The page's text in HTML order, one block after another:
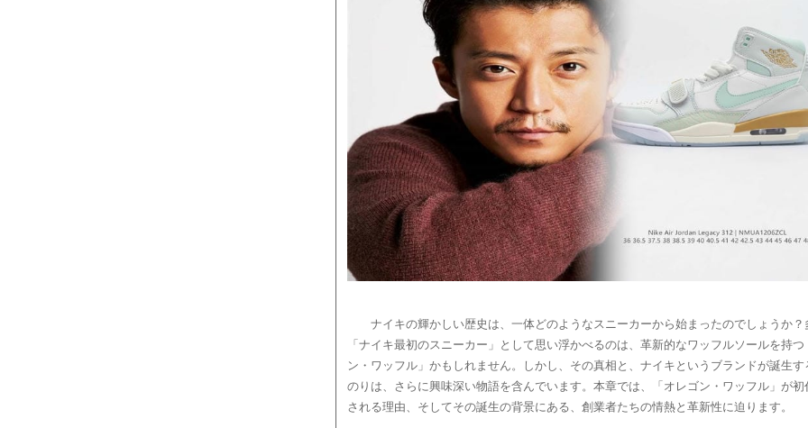
ナイキの輝かしい歴史は、一体どのようなスニーカーから始まったのでしょうか？
「ナイキ最初のスニーカー」として思い浮かべるのは、革新的なワッフルソールを持つ
ン・ワッフル」かもしれません。しかし、その真相と、ナイキというブランドが誕生す
のりは、さらに興味深い物語を含んでいます。本章では、「オレゴン・ワッフル」が初
される理由、そしてその誕生の背景にある、創業者たちの情熱と革新性に迫ります。